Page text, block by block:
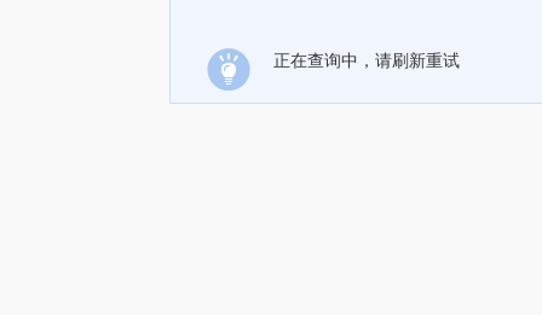
正在查询中，请刷新重试